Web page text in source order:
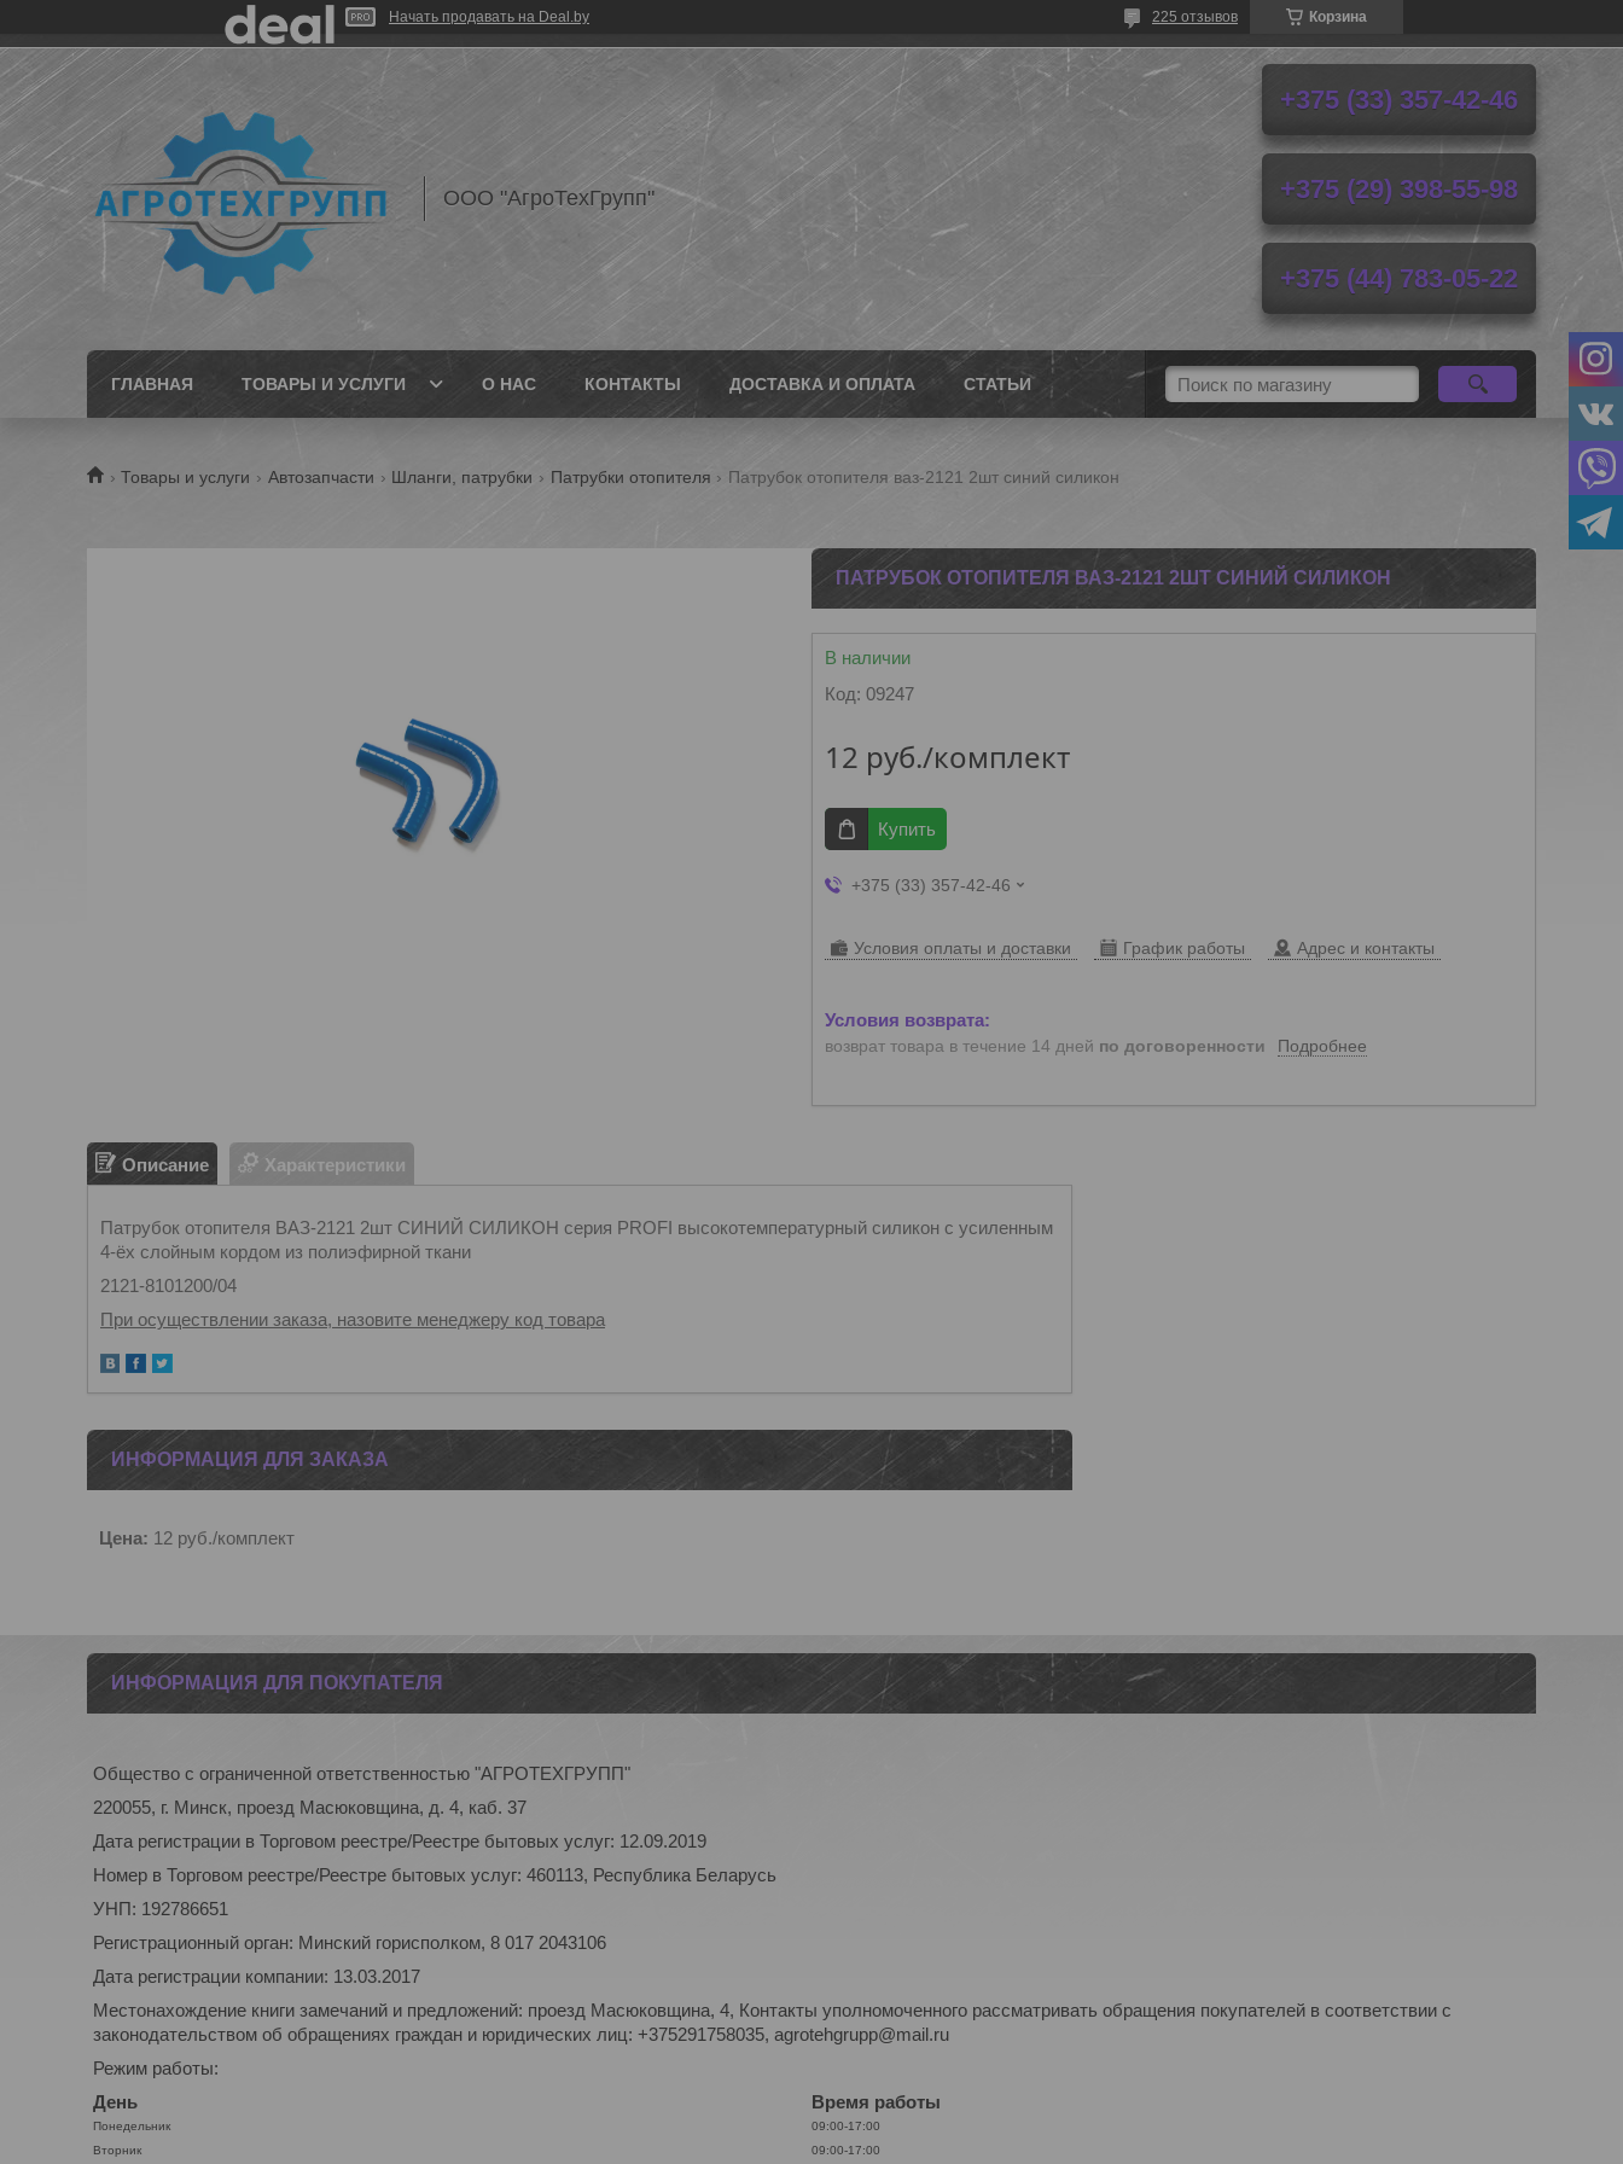
Начать продавать на Deal.by Корзина
225 отзывов
ООО "АгроТехГрупп"
+375 (33) 357-42-46
+375 (29) 398-55-98
+375 (44) 783-05-22
ГЛАВНАЯ ТОВАРЫ И УСЛУГИ О НАС КОНТАКТЫ ДОСТАВКА И ОПЛАТА СТАТЬИ
Товары и услуги Автозапчасти Шланги, патрубки Патрубки отопителя Патрубок отопителя ваз-2121 2шт синий силикон
ПАТРУБОК ОТОПИТЕЛЯ ВАЗ-2121 2ШТ СИНИЙ СИЛИКОН
В наличии
Код: 09247
12 руб./комплект
Купить
+375 (33) 357-42-46
Условия оплаты и доставки График работы Адрес и контакты
возврат товара в течение 14 дней по договоренности Подробнее
Описание Характеристики
Патрубок отопителя ВАЗ-2121 2шт СИНИЙ СИЛИКОН серия PROFI высокотемпературный силикон с усиленным
4-ёх слойным кордом из полиэфирной ткани
2121-8101200/04
При осуществлении заказа, назовите менеджеру код товара
ИНФОРМАЦИЯ ДЛЯ ЗАКАЗА
Цена: 12 руб./комплект
ИНФОРМАЦИЯ ДЛЯ ПОКУПАТЕЛЯ
Общество с ограниченной ответственностью "АГРОТЕХГРУПП"
220055, г. Минск, проезд Масюковщина, д. 4, каб. 37
Дата регистрации в Торговом реестре/Реестре бытовых услуг: 12.09.2019
Номер в Торговом реестре/Реестре бытовых услуг: 460113, Республика Беларусь
УНП: 192786651
Регистрационный орган: Минский горисполком, 8 017 2043106
Дата регистрации компании: 13.03.2017
Местонахождение книги замечаний и предложений: проезд Масюковщина, 4, Контакты уполномоченного рассматривать обращения покупателей в соответствии с
законодательством об обращениях граждан и юридических лиц: +375291758035, agrotehgrupp@mail.ru
Режим работы:
День
Время работы
Понедельник
09:00-17:00
Вторник
09:00-17:00